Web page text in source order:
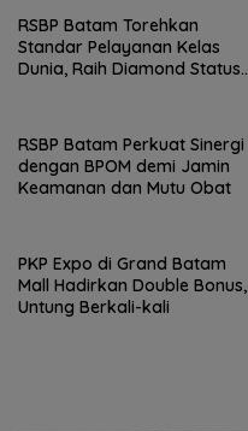
RSBP Batam Torehkan
Standar Pelayanan Kelas
Dunia, Raih Diamond Status
RSBP Batam Perkuat Sinergi
dengan BPOM demi Jamin
Keamanan dan Mutu Obat
PKP Expo di Grand Batam
Mall Hadirkan Double Bonus,
Untung Berkali-kali